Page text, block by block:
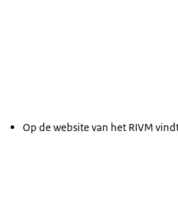
Op de website van het RIVM